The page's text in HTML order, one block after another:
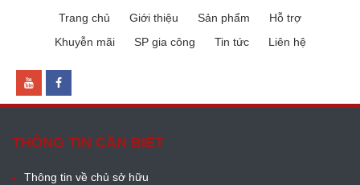
Trang chủ Giới thiệu Sản phẩm
Hỗ trợ
Khuyễn mãi
SP gia công Tin tức Liên hệ
THÔNG TIN CẦN BIẾT
Thông tin về chủ sở hữu